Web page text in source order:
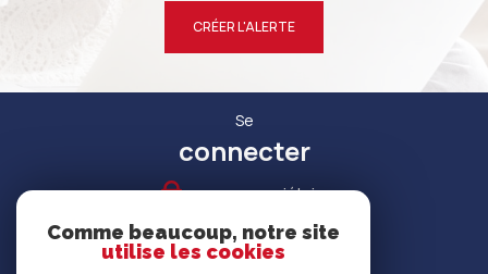
CRÉER L'ALERTE
Se
connecter
espace propriétaire
Comme beaucoup, notre site
utilise les cookies